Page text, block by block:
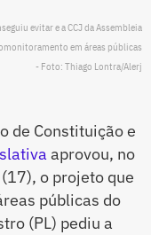
evitar e a CCJ da Assembleia
em áreas públicas
- Foto: Thiago Lontra/Alerj
de Constituição e
aprovou, no
o projeto que
públicas do
(PL) pediu a